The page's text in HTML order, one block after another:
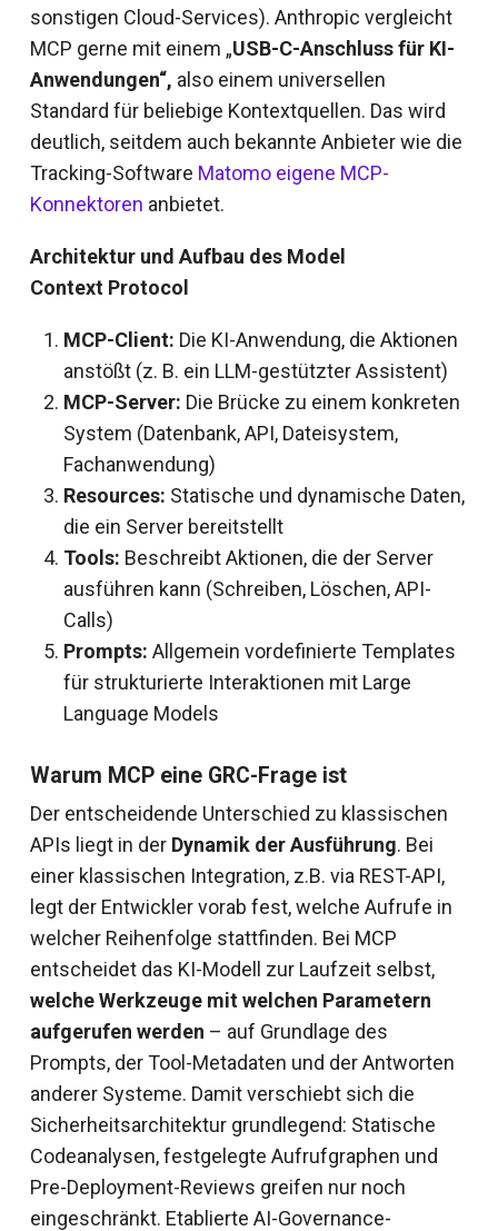
sonstigen Cloud-Services). Anthropic vergleicht
MCP gerne mit einem „USB-C-Anschluss für KI-
Anwendungen“, also einem universellen
Standard für beliebige Kontextquellen. Das wird
deutlich, seitdem auch bekannte Anbieter wie die
Tracking-Software Matomo eigene MCP-
Konnektoren anbietet.
Architektur und Aufbau des Model
Context Protocol
MCP-Client: Die KI-Anwendung, die Aktionen
anstößt (z. B. ein LLM-gestützter Assistent)
MCP-Server: Die Brücke zu einem konkreten
System (Datenbank, API, Dateisystem,
Fachanwendung)
Resources: Statische und dynamische Daten,
die ein Server bereitstellt
Tools: Beschreibt Aktionen, die der Server
ausführen kann (Schreiben, Löschen, API-
Calls)
Prompts: Allgemein vordefinierte Templates
für strukturierte Interaktionen mit Large
Language Models
Warum MCP eine GRC-Frage ist
Der entscheidende Unterschied zu klassischen
APIs liegt in der Dynamik der Ausführung. Bei
einer klassischen Integration, z.B. via REST-API,
legt der Entwickler vorab fest, welche Aufrufe in
welcher Reihenfolge stattfinden. Bei MCP
entscheidet das KI-Modell zur Laufzeit selbst,
welche Werkzeuge mit welchen Parametern
aufgerufen werden – auf Grundlage des
Prompts, der Tool-Metadaten und der Antworten
anderer Systeme. Damit verschiebt sich die
Sicherheitsarchitektur grundlegend: Statische
Codeanalysen, festgelegte Aufrufgraphen und
Pre-Deployment-Reviews greifen nur noch
eingeschränkt. Etablierte AI-Governance-